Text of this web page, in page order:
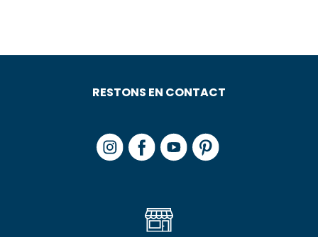
RESTONS EN CONTACT